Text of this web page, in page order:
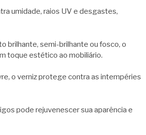
umidade, raios UV e desgastes,
brilhante, semi-brilhante ou fosco, o
toque estético ao mobiliário.
o verniz protege contra as intempéries
pode rejuvenescer sua aparência e